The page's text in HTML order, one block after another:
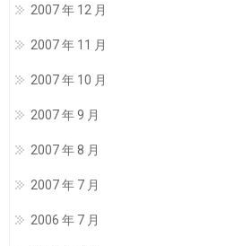
2007 年 12 月
2007 年 11 月
2007 年 10 月
2007 年 9 月
2007 年 8 月
2007 年 7 月
2006 年 7 月